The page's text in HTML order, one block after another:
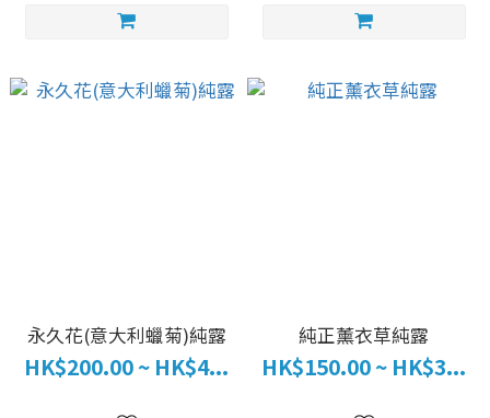
永久花(意大利蠟菊)純露
HK$200.00 ~ HK$4...
純正薰衣草純露
HK$150.00 ~ HK$3...